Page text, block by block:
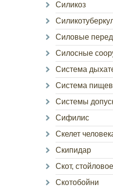
Силикоз
Силовые
Силосные
Система
Система
Системы
Сифилис
Скелет
Скипидар
Скот,
Скотобойни